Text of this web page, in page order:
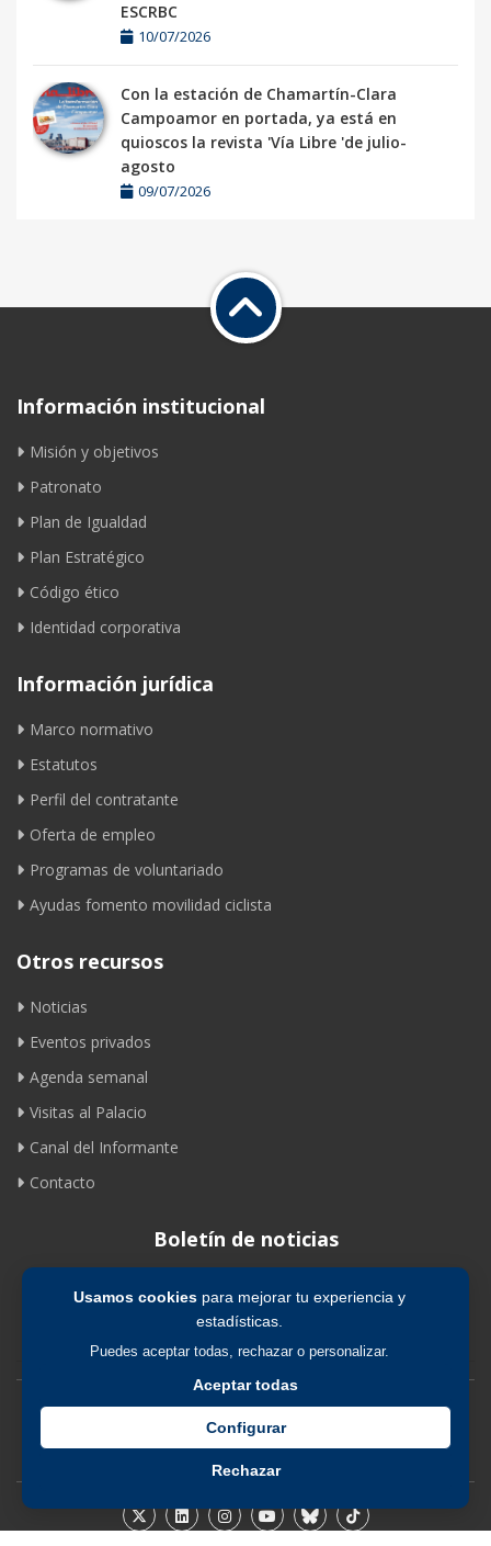
Usamos cookiespara mejorar tu experiencia y
estadísticas.
Puedes aceptar todas, rechazar o personalizar.
Aceptar todas
Configurar
Rechazar
ESCRBC
10/07/2026
Con la estación de Chamartín-Clara
Campoamor en portada, ya está en
quioscos la revista 'Vía Libre 'de julio-
agosto
09/07/2026
Información institucional
Misión y objetivos
Patronato
Plan de Igualdad
Plan Estratégico
Código ético
Identidad corporativa
Información jurídica
Marco normativo
Estatutos
Perfil del contratante
Oferta de empleo
Programas de voluntariado
Ayudas fomento movilidad ciclista
Otros recursos
Noticias
Eventos privados
Agenda semanal
Visitas al Palacio
Canal del Informante
Contacto
Boletín de noticias
Suscribirse
Avíso legal | Política de privacidad | Política de cookies